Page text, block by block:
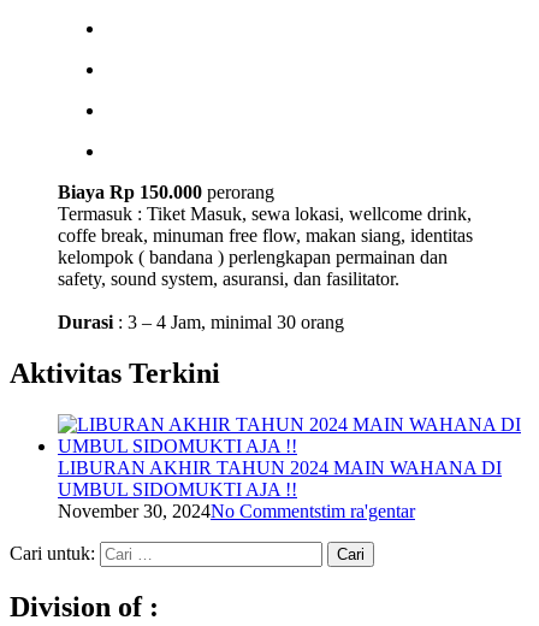
Biaya Rp 150.000 perorang
Termasuk : Tiket Masuk, sewa lokasi, wellcome drink,
coffe break, minuman free flow, makan siang, identitas
kelompok ( bandana ) perlengkapan permainan dan
safety, sound system, asuransi, dan fasilitator.
Durasi : 3 – 4 Jam, minimal 30 orang
Aktivitas Terkini
LIBURAN AKHIR TAHUN 2024 MAIN WAHANA DI
UMBUL SIDOMUKTI AJA !!
November 30, 2024No Commentstim ra'gentar
Cari untuk:
Division of :